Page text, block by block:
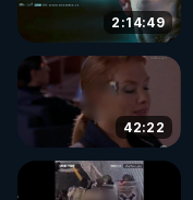
2:14:49
42:22